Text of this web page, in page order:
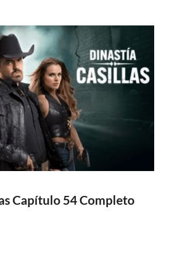
Capítulo 54 Completo